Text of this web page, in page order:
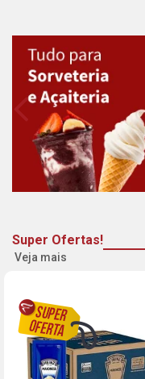
Super Ofertas!
Veja mais